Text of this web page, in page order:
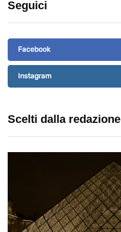
Seguici
Facebook
Instagram
Scelti dalla redazione